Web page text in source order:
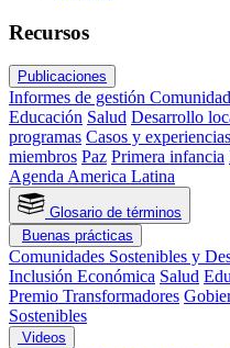
Recursos
Publicaciones
Informes de gestión
Educación Salud Desarrollo
programas Casos y experiencias
miembros Paz Primera infancia
Agenda America Latina
Glosario de términos
Buenas prácticas
Comunidades Sostenibles y
Inclusión Económica Salud
Premio Transformadores
Sostenibles
Videos